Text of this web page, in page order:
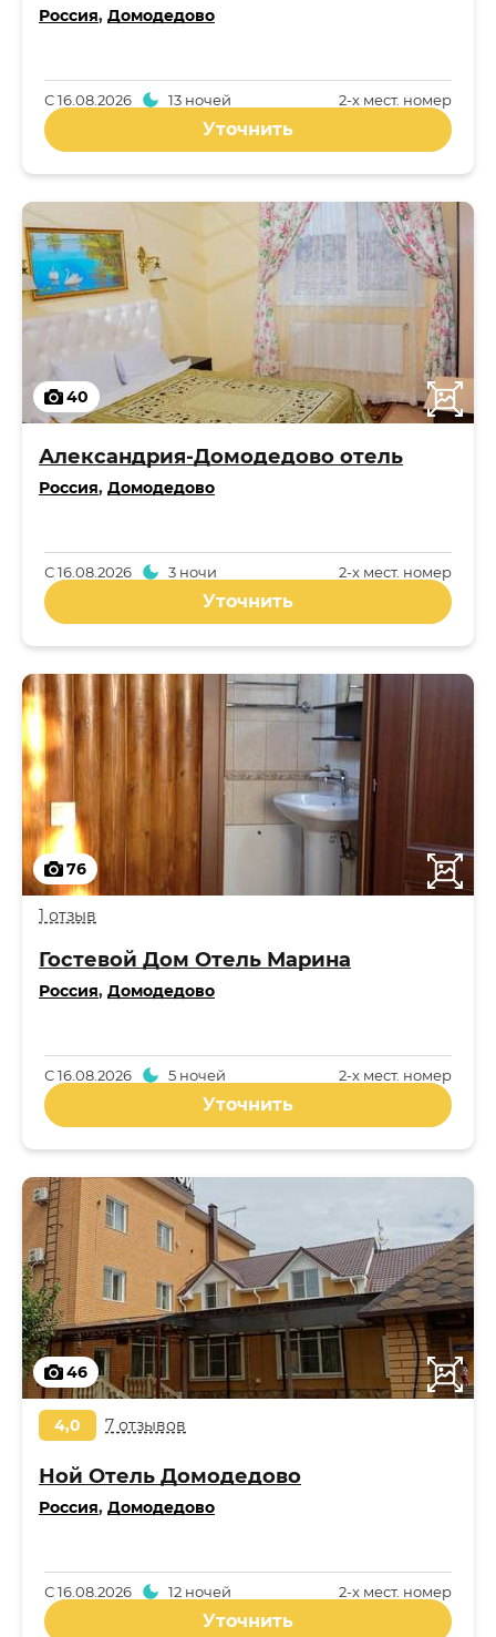
Россия, Домодедово
2-x мест. номер
С16.08.2026 13 ночей
Уточнить
40
Александрия-Домодедово отель
Россия, Домодедово
2-x мест. номер
С16.08.2026 3 ночи
Уточнить
76
1 отзыв
Гостевой Дом Отель Марина
Россия, Домодедово
2-x мест. номер
С16.08.2026 5 ночей
Уточнить
46
4,0 7 отзывов
Ной Отель Домодедово
Россия, Домодедово
2-x мест. номер
С16.08.2026 12 ночей
Уточнить